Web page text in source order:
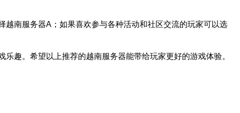
南服务器A；如果喜欢参与各种活动和社区交流的玩家可以选
趣。希望以上推荐的越南服务器能带给玩家更好的游戏体验。